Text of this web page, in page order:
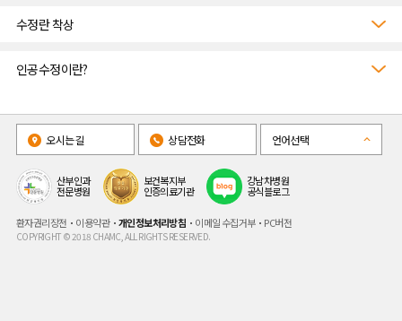
수정란 착상
인공수정이란?
오시는길 상담전화 언어선택
산부인과
전문병원
보건복지부
인증의료기관
강남차병원
공식블로그
환자권리장전 이용약관 개인정보처리방침 이메일 수집거부 PC버전
COPYRIGHT © 2018 CHAMC, ALL RIGHTS RESERVED.